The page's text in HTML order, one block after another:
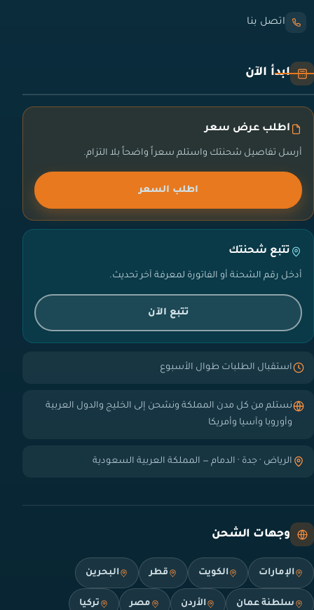
اتصل بنا
ابدأ الآن
اطلب عرض سعر
أرسل تفاصيل شحنتك واستلم سعراً واضحاً بلا التزام.
اطلب السعر
تتبع شحنتك
أدخل رقم الشحنة أو الفاتورة لمعرفة آخر تحديث.
تتبع الآن
استقبال الطلبات طوال الأسبوع
نستلم من كل مدن المملكة ونشحن إلى الخليج والدول العربية
وأوروبا وآسيا وأمريكا
الرياض · جدة · الدمام — المملكة العربية السعودية
وجهات الشحن
الإمارات الكويت قطر البحرين
سلطنة عمان الأردن مصر تركيا